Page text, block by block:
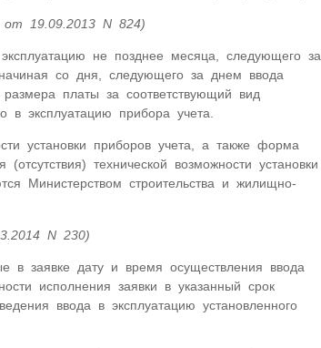
19.09.2013 N 824)
не позднее месяца, следующего за
со дня, следующего за днем ввода
платы за соответствующий вид
в эксплуатацию прибора учета.
установки приборов учета, а также форма
технической возможности установки
Министерством строительства и жилищно-
N 230)
в заявке дату и время осуществления ввода
исполнения заявки в указанный срок
ввода в эксплуатацию установленного